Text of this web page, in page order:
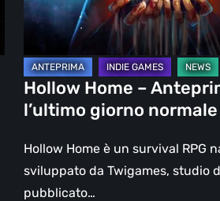
normale
Hollow Home –
l’ultimo giorno normale
Hollow Home è un survival RPG
sviluppato da Twigames, studio
pubblicato…